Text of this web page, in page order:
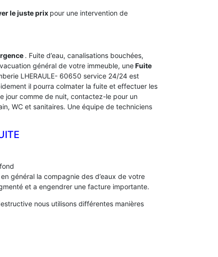
le juste prix pour une intervention de
. Fuite d’eau, canalisations bouchées,
général de votre immeuble, uneFuite
LHERAULE- 60650 service 24/24 est
il pourra colmater la fuite et effectuer les
jour comme de nuit, contactez-le pour un
WC et sanitaires. Une équipe de techniciens
général la compagnie des d’eaux de votre
et a engendrer une facture importante.
nous utilisons différentes manières